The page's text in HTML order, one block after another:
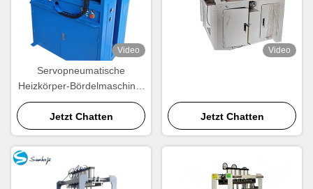
Video
Servopneumatische
Heizkörper-Bördelmaschine,
SPS-gesteuert, vierseitig
Jetzt Chatten
Video
Jetzt Chatten